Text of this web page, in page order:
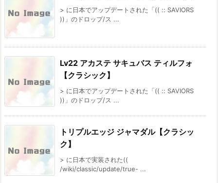
> に日本でアップデートされた「(( :: SAVIORS
))」のドロップ/ス ...
Lv22 アカステ サキュバス ティルフォ
【クラシック】
> に日本でアップデートされた「(( :: SAVIORS
))」のドロップ/ス ...
トリプルエッジ ジャマダル【クラシッ
ク】
> に日本で実装された((
/wiki/classic/update/true- ...